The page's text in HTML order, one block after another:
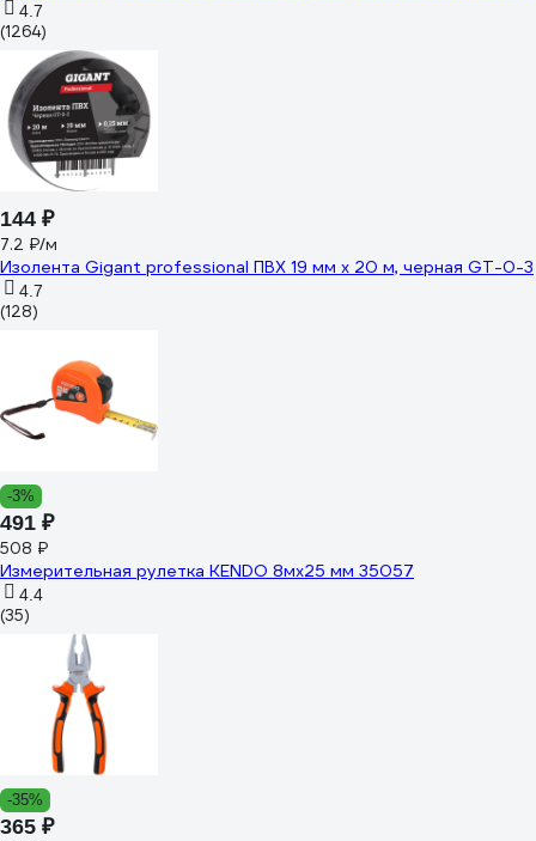
4.7
(1264)
144 ₽
7.2 ₽/м
Изолента Gigant professional ПВХ 19 мм х 20 м, черная GT-0-3
4.7
(128)
-3%
491 ₽
508 ₽
Измерительная рулетка KENDO 8мх25 мм 35057
4.4
(35)
-35%
365 ₽